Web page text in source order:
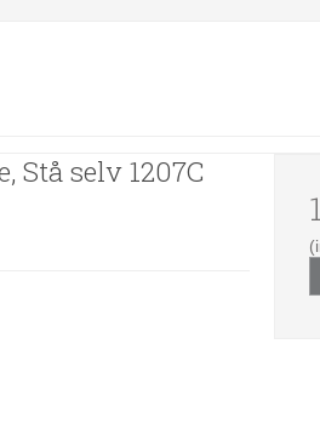
Stå selv 1207C